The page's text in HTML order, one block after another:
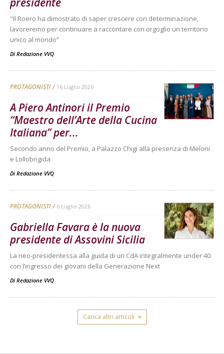
"Il Roero ha dimostrato di saper crescere con determinazione,
lavoreremo per continuare a raccontare con orgoglio un territorio
unico al mondo’’
Di Redazione VVQ
PROTAGONISTI 16 Luglio 2026
A Piero Antinori il Premio
“Maestro dell’Arte della Cucina
Italiana” per...
Secondo anno del Premio, a Palazzo Chigi alla presenza di Meloni
e Lollobrigida
Di Redazione VVQ
PROTAGONISTI 6 Luglio 2026
Gabriella Favara è la nuova
presidente di Assovini Sicilia
La neo-presidentessa alla guida di un CdA integralmente under 40
con l’ingresso dei giovani della Generazione Next
Di Redazione VVQ
Carica altri articoli